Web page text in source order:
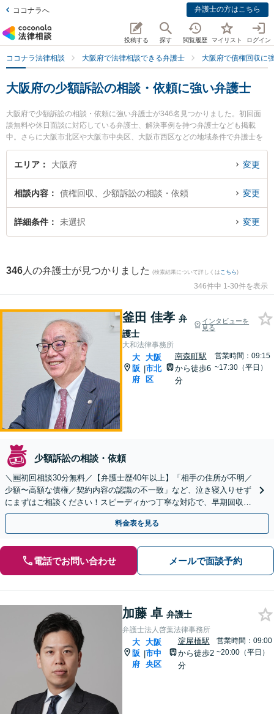
ココナラへ 弁護士の方はこちら
投稿する 探す 閲覧履歴 マイリスト ログイン
ココナラ法律相談 大阪府で法律相談できる弁護士 大阪府で債権回収に
大阪府の少額訴訟の相談・依頼に強い弁護士
大阪府で少額訴訟の相談・依頼に強い弁護士が346名見つかりました。初回面
談無料や休日面談に対応している弁護士、解決事例を持つ弁護士なども掲載
中。さらに大阪市北区や大阪市中央区、大阪市西区などの地域条件で弁護士を
絞り込めます。債権回収に関係する売掛金回収や債権回収代行、債権の時効中
断等の細かな分野での絞り込み検索もでき便利です。特に大和法律事務所の釜
目されています。『大阪府で土日や夜間に発生した少額訴訟の相談・依頼のト
ラブルを今すぐに弁護士に相談したい』『少額訴訟の相談・依頼のトラブル解
決の実績豊富な近くの弁護士を検索したい』『初回相談無料で少額訴訟の相
エリア 大阪府 変更
相談内容 債権回収、少額訴訟の相談・依頼 変更
詳細条件 未選択 変更
346 人の弁護士が見つかりました (検索結果について詳しくは こちら)
346件中 1-30件を表示
釜田 佳孝 弁
護士
インタビューを
見る
大和法律事務所
大
阪
府
|
大阪
市北
区
南森町駅
から徒歩6
分
営業時間：09:15
~17:30（平日）
少額訴訟の相談・依頼
＼🆓初回相談30分無料／【弁護士歴40年以上】「相手の住所が不明／
少額〜高額な債権／契約内容の認識の不一致」など、泣き寝入りせず
にまずはご相談ください！スピーディかつ丁寧な対応で、早期回収を
目指します【セミナー・著書多数】【南森町駅6分】
料金表を見る
電話でお問い合わせ メールで面談予約
加藤 卓 弁護士
弁護士法人啓葉法律事務所
大
阪
府
|
大阪
市中
央区
淀屋橋駅
から徒歩2
分
営業時間：09:00
~20:00（平日）